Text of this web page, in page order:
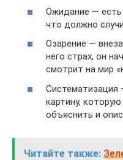
Ожидание — есть
что должно
Озарение —
него страх, он
смотрит на мир
Систематизация
картину,
объяснить и
Читайте также: